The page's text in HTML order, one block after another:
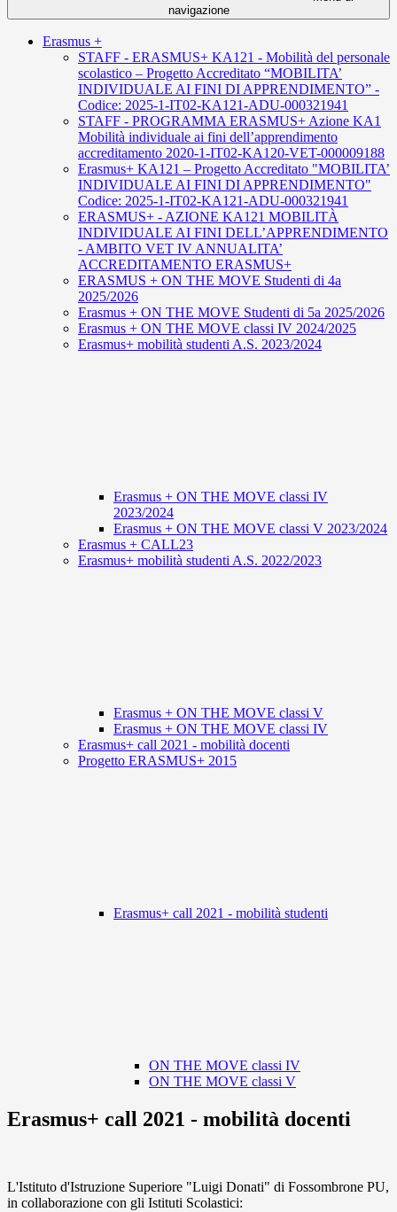
navigazione
Erasmus +
STAFF - ERASMUS+ KA121 - Mobilità del personale
scolastico – Progetto Accreditato “MOBILITA’
INDIVIDUALE AI FINI DI APPRENDIMENTO” -
Codice: 2025-1-IT02-KA121-ADU-000321941
STAFF - PROGRAMMA ERASMUS+ Azione KA1
Mobilità individuale ai fini dell’apprendimento
accreditamento 2020-1-IT02-KA120-VET-000009188
Erasmus+ KA121 – Progetto Accreditato "MOBILITA’
INDIVIDUALE AI FINI DI APPRENDIMENTO"
Codice: 2025-1-IT02-KA121-ADU-000321941
ERASMUS+ - AZIONE KA121 MOBILITÀ
INDIVIDUALE AI FINI DELL’APPRENDIMENTO
- AMBITO VET IV ANNUALITA’
ACCREDITAMENTO ERASMUS+
ERASMUS + ON THE MOVE Studenti di 4a
2025/2026
Erasmus + ON THE MOVE Studenti di 5a 2025/2026
Erasmus + ON THE MOVE classi IV 2024/2025
Erasmus+ mobilità studenti A.S. 2023/2024
Erasmus + ON THE MOVE classi IV
2023/2024
Erasmus + ON THE MOVE classi V 2023/2024
Erasmus + CALL23
Erasmus+ mobilità studenti A.S. 2022/2023
Erasmus + ON THE MOVE classi V
Erasmus + ON THE MOVE classi IV
Erasmus+ call 2021 - mobilità docenti
Progetto ERASMUS+ 2015
Erasmus+ call 2021 - mobilità studenti
ON THE MOVE classi IV
ON THE MOVE classi V
Erasmus+ call 2021 - mobilità docenti
L'Istituto d'Istruzione Superiore "Luigi Donati" di Fossombrone PU,
in collaborazione con gli Istituti Scolastici: